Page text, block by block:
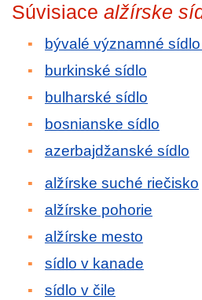
Súvisiace alžírske
bývalé významné
burkinské sídlo
bulharské sídlo
bosnianske sídlo
azerbajdžanské sídlo
alžírske suché riečisko
alžírske pohorie
alžírske mesto
sídlo v kanade
sídlo v čile